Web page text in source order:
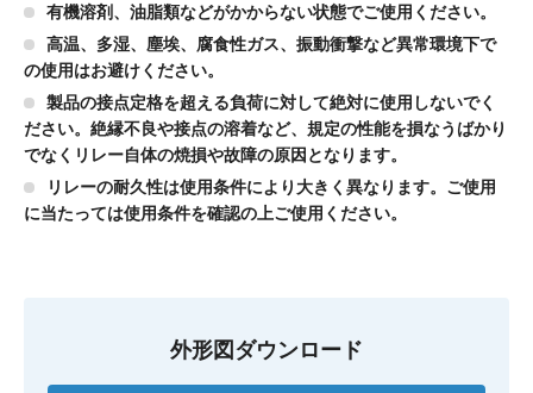
有機溶剤、油脂類などがかからない状態でご使用ください。
高温、多湿、塵埃、腐食性ガス、振動衝撃など異常環境下で
の使用はお避けください。
製品の接点定格を超える負荷に対して絶対に使用しないでく
ださい。絶縁不良や接点の溶着など、規定の性能を損なうばかり
でなくリレー自体の焼損や故障の原因となります。
リレーの耐久性は使用条件により大きく異なります。ご使用
に当たっては使用条件を確認の上ご使用ください。
外形図ダウンロード